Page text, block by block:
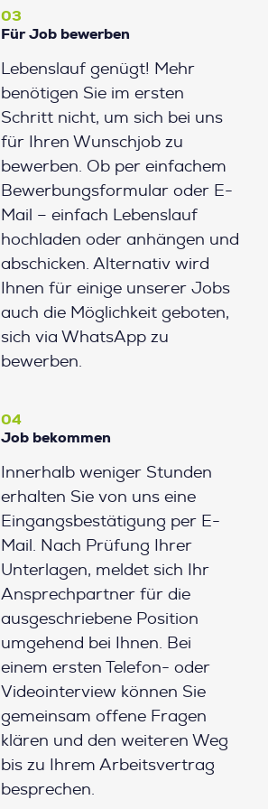
03
Für Job bewerben
Lebenslauf genügt! Mehr
benötigen Sie im ersten
Schritt nicht, um sich bei uns
für Ihren Wunschjob zu
bewerben. Ob per einfachem
Bewerbungsformular oder E-
Mail – einfach Lebenslauf
hochladen oder anhängen und
abschicken. Alternativ wird
Ihnen für einige unserer Jobs
auch die Möglichkeit geboten,
sich via WhatsApp zu
bewerben.
04
Job bekommen
Innerhalb weniger Stunden
erhalten Sie von uns eine
Eingangsbestätigung per E-
Mail. Nach Prüfung Ihrer
Unterlagen, meldet sich Ihr
Ansprechpartner für die
ausgeschriebene Position
umgehend bei Ihnen. Bei
einem ersten Telefon- oder
Videointerview können Sie
gemeinsam offene Fragen
klären und den weiteren Weg
bis zu Ihrem Arbeitsvertrag
besprechen.